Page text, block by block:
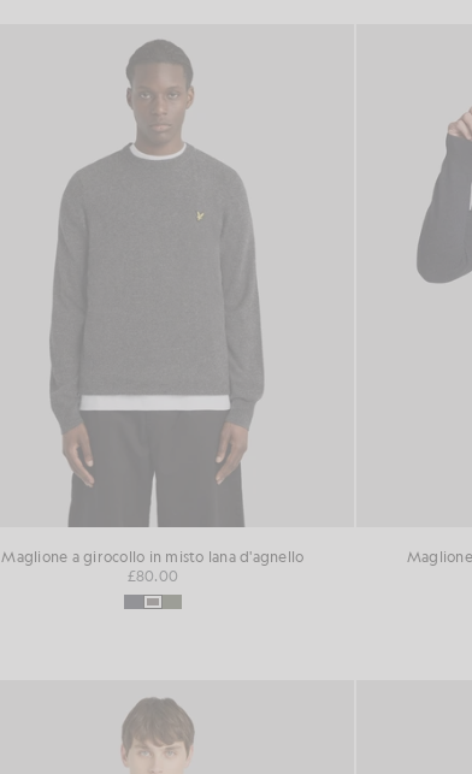
Maglione a girocollo in misto lana d'agnello
£80.00